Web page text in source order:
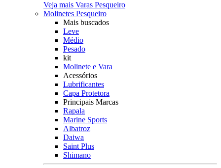
Veja mais Varas Pesqueiro
Molinetes Pesqueiro
Mais buscados
Leve
Médio
Pesado
kit
Molinete e Vara
Acessórios
Lubrificantes
Capa Protetora
Principais Marcas
Rapala
Marine Sports
Albatroz
Daiwa
Saint Plus
Shimano